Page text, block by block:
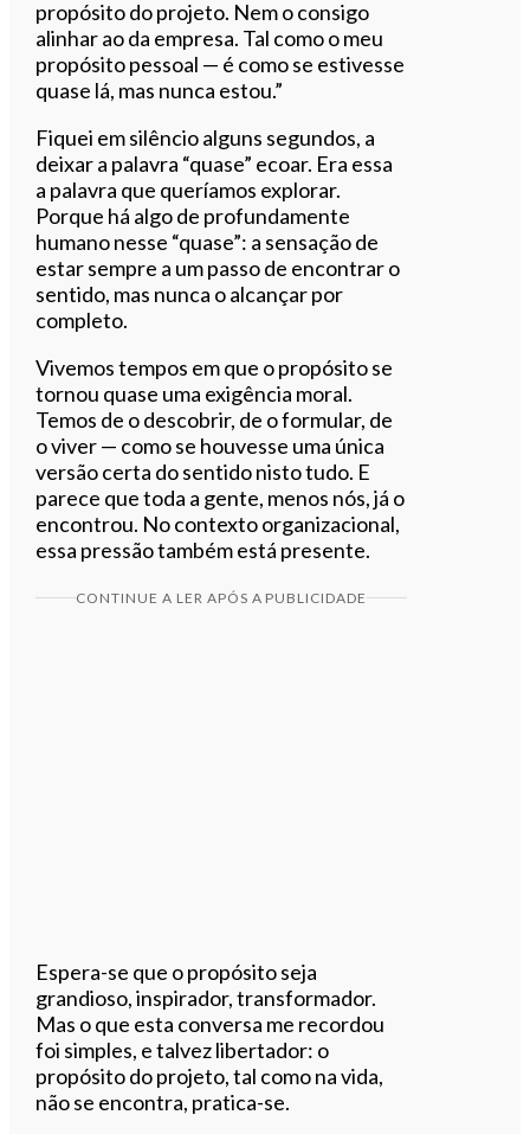
propósito do projeto. Nem o consigo
alinhar ao da empresa. Tal como o meu
propósito pessoal — é como se estivesse
quase lá, mas nunca estou.”
Fiquei em silêncio alguns segundos, a
deixar a palavra “quase” ecoar. Era essa
a palavra que queríamos explorar.
Porque há algo de profundamente
humano nesse “quase”: a sensação de
estar sempre a um passo de encontrar o
sentido, mas nunca o alcançar por
completo.
Vivemos tempos em que o propósito se
tornou quase uma exigência moral.
Temos de o descobrir, de o formular, de
o viver — como se houvesse uma única
versão certa do sentido nisto tudo. E
parece que toda a gente, menos nós, já o
encontrou. No contexto organizacional,
essa pressão também está presente.
CONTINUE A LER APÓS A PUBLICIDADE
Espera-se que o propósito seja
grandioso, inspirador, transformador.
Mas o que esta conversa me recordou
foi simples, e talvez libertador: o
propósito do projeto, tal como na vida,
não se encontra, pratica-se.